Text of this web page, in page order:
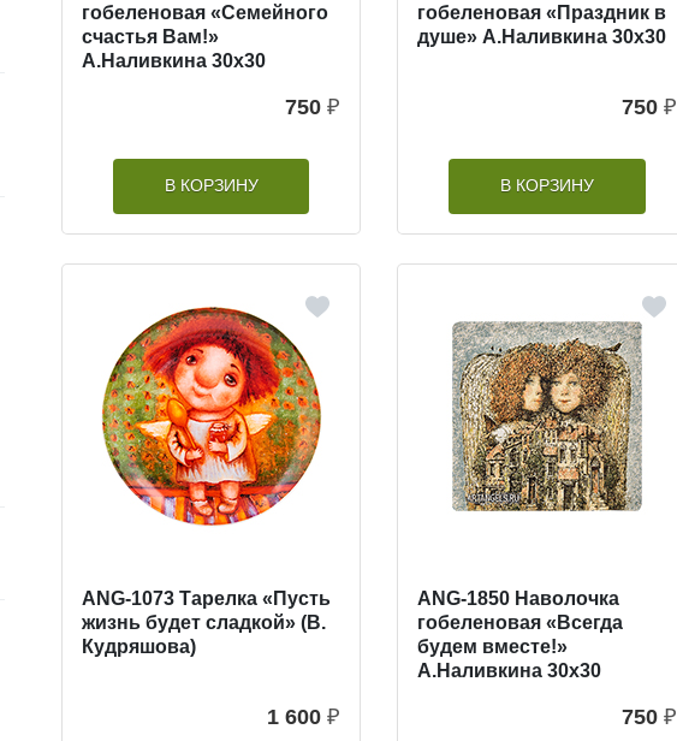
гобеленовая «Семейного
счастья Вам!»
А.Наливкина 30х30
750 ₽
В КОРЗИНУ
гобеленовая «Праздник в
душе» А.Наливкина 30х30
750 ₽
В КОРЗИНУ
ANG-1073 Тарелка «Пусть
жизнь будет сладкой» (В.
Кудряшова)
1 600 ₽
ANG-1850 Наволочка
гобеленовая «Всегда
будем вместе!»
А.Наливкина 30х30
750 ₽